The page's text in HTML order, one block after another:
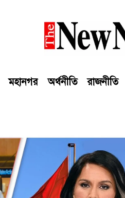
মহানগর অর্থনীতি রাজনীতি